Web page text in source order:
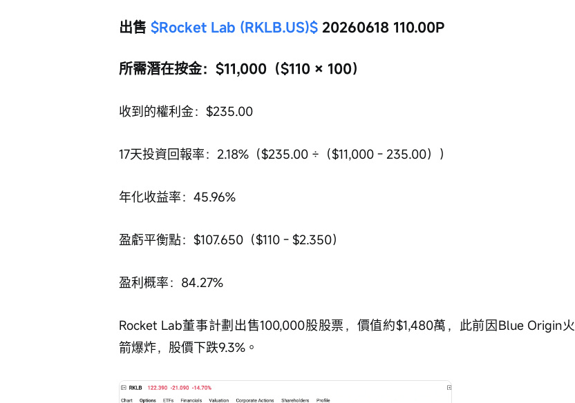
出售 $Rocket Lab (RKLB.US)$ 20260618 110.00P
所需潛在按金：$11,000（$110 × 100）
收到的權利金：$235.00
17天投資回報率：2.18%（$235.00 ÷（$11,000 - 235.00））
年化收益率：45.96%
盈虧平衡點：$107.650（$110 - $2.350）
盈利概率：84.27%
Rocket Lab董事計劃出售100,000股股票，價值約$1,480萬，此前因Blue Origin火
箭爆炸，股價下跌9.3%。